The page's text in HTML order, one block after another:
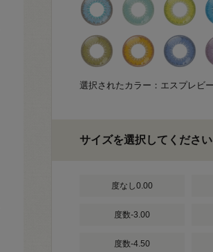
選択されたカラー：エスプレビ
サイズを選択してください
度なし0.00
度数-3.00
度数-4.50